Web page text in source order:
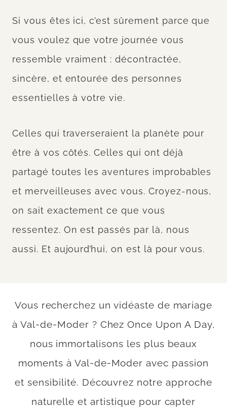
Si vous êtes ici, c’est sûrement parce que
vous voulez que votre journée vous
ressemble vraiment : décontractée,
sincère, et entourée des personnes
essentielles à votre vie.
Celles qui traverseraient la planète pour
être à vos côtés. Celles qui ont déjà
partagé toutes les aventures improbables
et merveilleuses avec vous. Croyez-nous,
on sait exactement ce que vous
ressentez. On est passés par là, nous
aussi. Et aujourd’hui, on est là pour vous.
Vous recherchez un vidéaste de mariage
à Val-de-Moder ? Chez Once Upon A Day,
nous immortalisons les plus beaux
moments à Val-de-Moder avec passion
et sensibilité. Découvrez notre approche
naturelle et artistique pour capter